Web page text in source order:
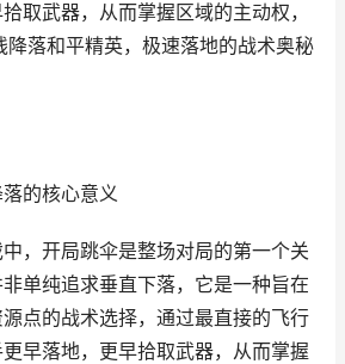
取武器，从而掌握区域的主动权，
降落和平精英，极速落地的战术奥秘
的核心意义
，开局跳伞是整场对局的第一个关
单纯追求垂直下落，它是一种旨在
点的战术选择，通过最直接的飞行
早落地，更早拾取武器，从而掌握